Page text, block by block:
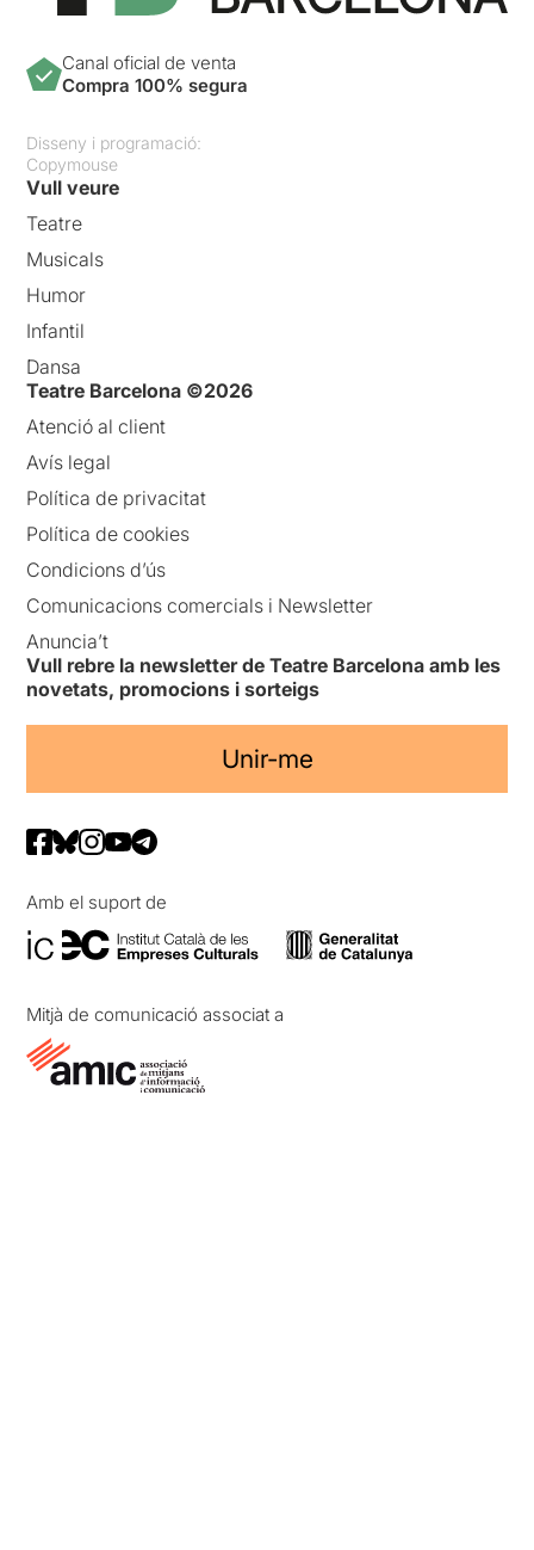
Canal oficial de venta
Compra 100% segura
Disseny i programació:
Copymouse
Vull veure
Teatre
Musicals
Humor
Infantil
Dansa
Teatre Barcelona ©2026
Atenció al client
Avís legal
Política de privacitat
Política de cookies
Condicions d’ús
Comunicacions comercials i Newsletter
Anuncia’t
Vull rebre la newsletter de Teatre Barcelona amb les
novetats, promocions i sorteigs
Unir-me
Amb el suport de
Mitjà de comunicació associat a